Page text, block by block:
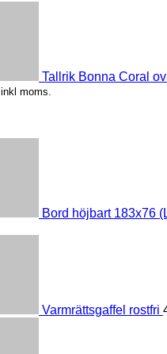
Tallrik Bonna Coral
inkl moms.
Bord höjbart 183x76
Varmrättsgaffel rostfri